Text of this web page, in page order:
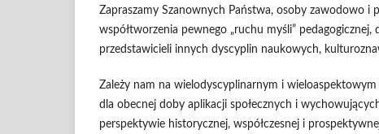
Zapraszamy Szanownych Państwa, osoby zawodowo
współtworzenia pewnego „ruchu myśli”
przedstawicieli innych dyscyplin naukowych,
Zależy nam na wielodyscyplinarnym i
dla obecnej doby aplikacji społecznych i
perspektywie historycznej, współczesnej i